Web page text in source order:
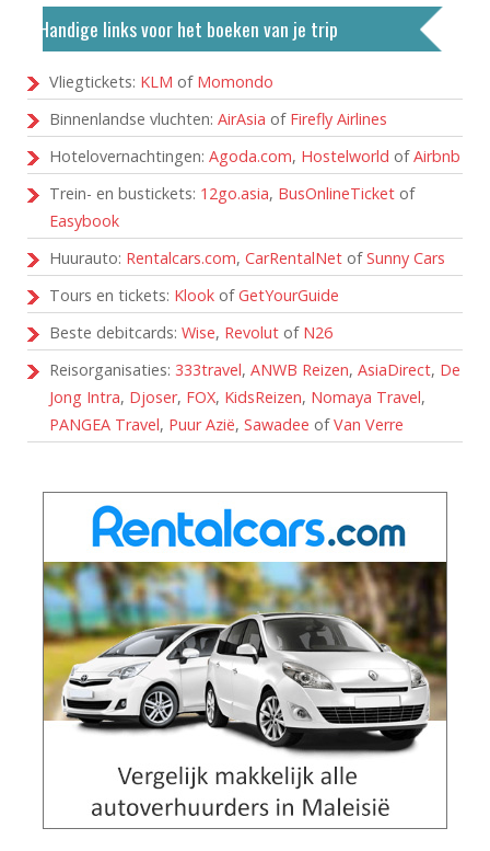
Handige links voor het boeken van je trip
Vliegtickets: KLM of Momondo
Binnenlandse vluchten: AirAsia of Firefly Airlines
Hotelovernachtingen: Agoda.com, Hostelworld ofAirbnb
Trein- en bustickets: 12go.asia, BusOnlineTicket of
Easybook
Huurauto: Rentalcars.com, CarRentalNet ofSunny Cars
Tours en tickets: Klook ofGetYourGuide
Beste debitcards: Wise, Revolut of N26
Reisorganisaties: 333travel, ANWB Reizen, AsiaDirect, De
Jong Intra, Djoser, FOX, KidsReizen, Nomaya Travel,
PANGEA Travel, Puur Azië, Sawadee ofVan Verre